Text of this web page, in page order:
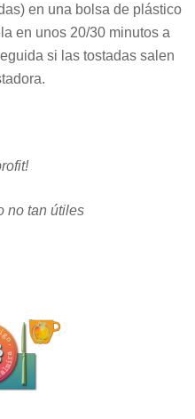
en una bolsa de plástico
en unos 20/30 minutos a
si las tostadas salen
no tan útiles